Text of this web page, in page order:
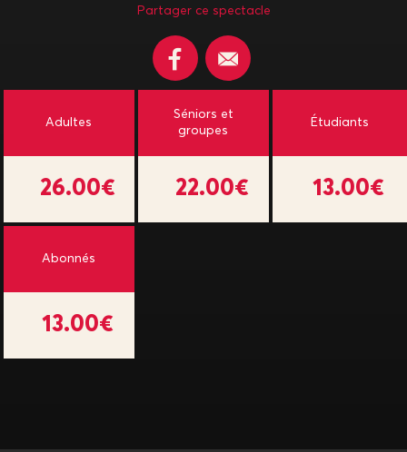
Partager ce spectacle
Adultes
26.00€
Séniors et
groupes
22.00€
Étudiants
13.00€
Abonnés
13.00€